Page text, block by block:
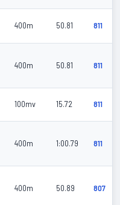
400m 50.81 811
400m 50.81 811
100mv 15.72 811
400m 1:00.79 811
400m 50.89 807